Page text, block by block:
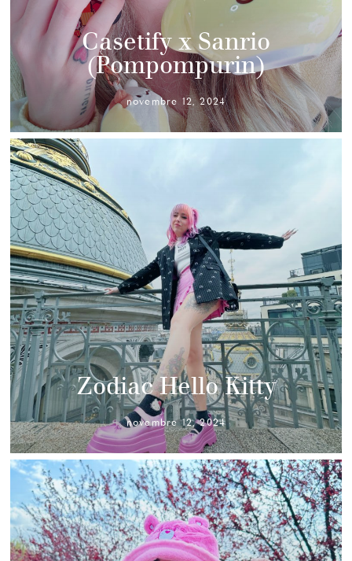
Casetify x Sanrio
(Pompompurin)
novembre 12, 2024
Zodiac Hello Kitty
novembre 12, 2024